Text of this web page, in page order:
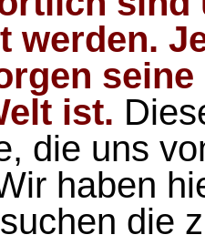
werden.
ist.
die uns
haben
die